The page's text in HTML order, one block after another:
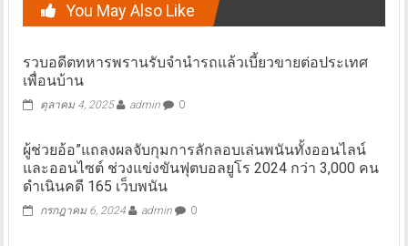
You May Also Like
รวบอดีตทหารพรานรับจำนำรถแล้วเบี้ยวขายต่อประเทศ
เพื่อนบ้าน
ตุลาคม 4, 2025 admin 0
ผู้ช่วยอ้อ”แถลงผลจับกุมการลักลอบเล่นพนันทั้งออนไลน์
และออนไซต์ ช่วงแข่งขันฟุตบอลยูโร 2024 กว่า 3,000 คน
ดำเนินคดี 165 เว็บพนัน
กรกฎาคม 6, 2024 admin 0